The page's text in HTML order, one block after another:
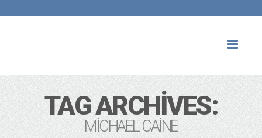
TAG ARCHIVES:
MICHAEL CAINE